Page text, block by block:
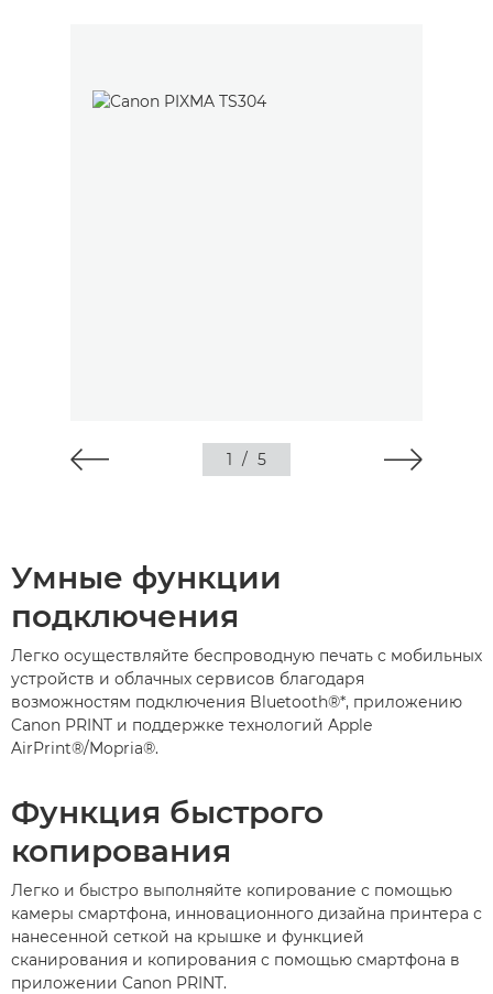
1 / 5
Умные функции
подключения
Легко осуществляйте беспроводную печать с мобильных
устройств и облачных сервисов благодаря
возможностям подключения Bluetooth®*, приложению
Canon PRINT и поддержке технологий Apple
AirPrint®/Mopria®.
Функция быстрого
копирования
Легко и быстро выполняйте копирование с помощью
камеры смартфона, инновационного дизайна принтера с
нанесенной сеткой на крышке и функцией
сканирования и копирования с помощью смартфона в
приложении Canon PRINT.